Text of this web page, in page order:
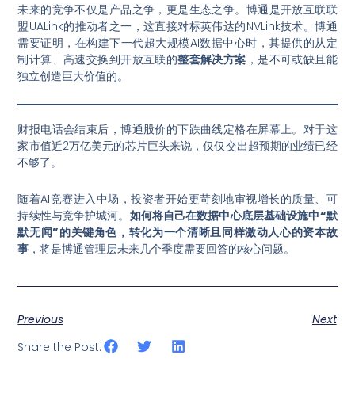
未来的竞争不仅是产品之争，更是生态之争。博通是开放互联联
盟UALink的推动者之一，这直接对标英伟达的NVLink技术。博通
需要证明，在构建下一代超大规模AI数据中心时，其提供的从定
制计算、高速交换到开放互联的整套解决方案 ，是不可或缺且能
独立创造巨大价值的。
财报电话会结束后，博通股价的下跌曲线定格在屏幕上。对于这
家市值近2万亿美元的芯片巨头来说，仅仅交出超预期的业绩已经
不够了。
随着AI竞赛进入中场，投资者开始更苛刻地审视增长的质量、可
持续性与竞争护城河。 如何将自己在数据中心底层基础设施中“默
默无闻”的关键角色，转化为一个清晰且同样激动人心的资本故
事 ，将是博通管理层未来几个季度需要回答的核心问题。
Previous
Next
Share the Post: